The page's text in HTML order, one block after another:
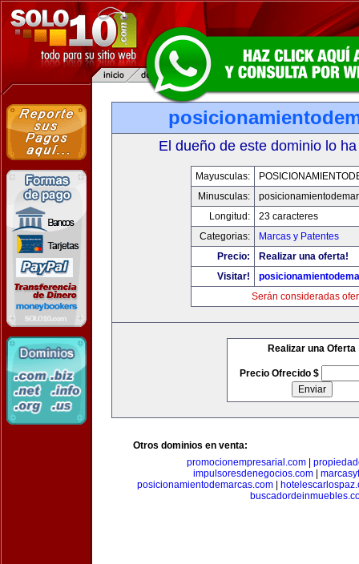
El dueño de este dominio lo
Mayusculas:
Minusculas:
Longitud:
23 caracteres
Categorias:
Marcas y Patentes
Precio:
Realizar una oferta!
Visitar!
Serán consideradas
Realizar una Oferta
Precio Ofrecido $
Otros dominios en venta:
promocionempresarial.com|
impulsoresdenegocios.com|
posicionamientodemarcas.com|